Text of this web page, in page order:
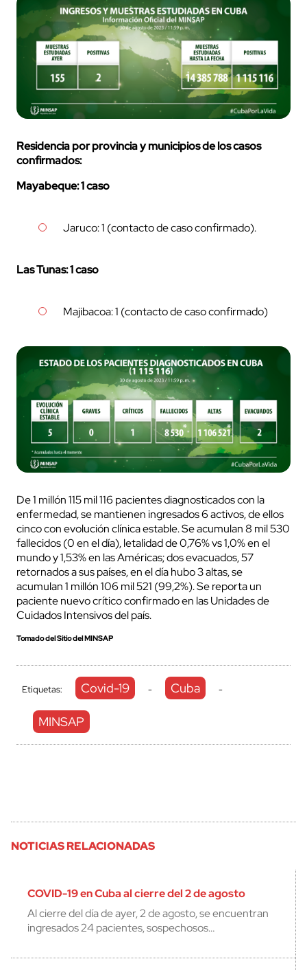
Residencia por provincia y municipios de los casos
confirmados:
Mayabeque: 1 caso
Jaruco: 1 (contacto de caso confirmado).
Las Tunas: 1 caso
Majibacoa: 1 (contacto de caso confirmado)
De 1 millón 115 mil 116 pacientes diagnosticados con la
enfermedad, se mantienen ingresados 6 activos, de ellos
cinco con evolución clínica estable. Se acumulan 8 mil 530
fallecidos (0 en el día), letalidad de 0,76% vs 1,0% en el
mundo y 1,53% en las Américas; dos evacuados, 57
retornados a sus países, en el día hubo 3 altas, se
acumulan 1 millón 106 mil 521 (99,2%). Se reporta un
paciente nuevo crítico confirmado en las Unidades de
Cuidados Intensivos del país.
Tomado del Sitio del MINSAP
Etiquetas: Covid-19 - Cuba -
MINSAP
NOTICIAS RELACIONADAS
COVID-19 en Cuba al cierre del 2 de agosto
Al cierre del día de ayer, 2 de agosto, se encuentran
ingresados 24 pacientes, sospechosos…